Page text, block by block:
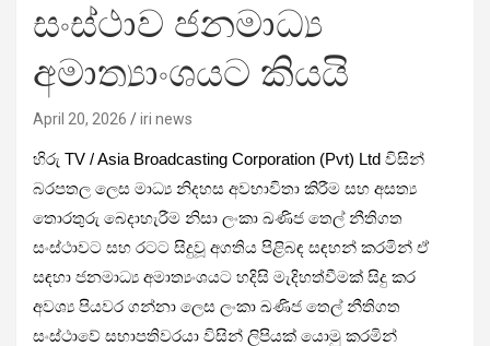
සංස්ථාව ජනමාධ්‍ය
අමාත්‍යාංශයට කියයි
April 20, 2026 iri news
හිරු TV / Asia Broadcasting Corporation (Pvt) Ltd විසින්
බරපතල ලෙස මාධ්‍ය නිදහස අවභාවිතා කිරීම සහ අසත්‍ය
තොරතුරු බෙදාහැරීම නිසා ලංකා ඛණිජ තෙල් නීතිගත
සංස්ථාවට සහ රටට සිදුවූ අගතිය පිළිබඳ සඳහන් කරමින් ඒ
සඳහා ජනමාධ්‍ය අමාත්‍යංශයට හදිසි මැදිහත්වීමක් සිදු කර
අවශ්‍ය පියවර ගන්නා ලෙස ලංකා ඛණිජ තෙල් නීතිගත
සංස්ථාවේ සභාපතිවරයා විසින් ලිපියක් යොමු කරමින්